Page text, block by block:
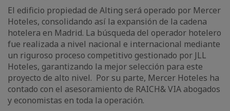
El edificio propiedad de Alting será operado por Mercer
Hoteles, consolidando así la expansión de la cadena
hotelera en Madrid. La búsqueda del operador hotelero
fue realizada a nivel nacional e internacional mediante
un riguroso proceso competitivo gestionado por JLL
Hoteles, garantizando la mejor selección para este
proyecto de alto nivel. Por su parte, Mercer Hoteles ha
contado con el asesoramiento de RAICH& VIA abogados
y economistas en toda la operación.